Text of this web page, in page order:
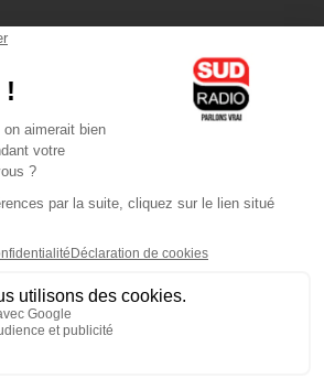
/ Android
l'application
: ©Sud Radio / Pierre Olivier